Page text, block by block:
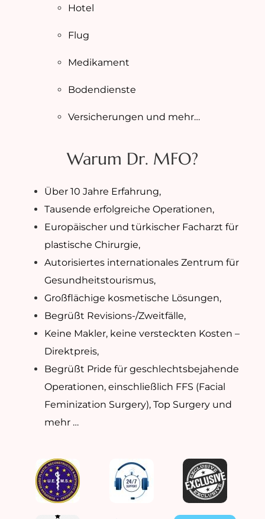
Hotel
Flug
Medikament
Bodendienste
Versicherungen und mehr…
Warum Dr. MFO?
Über 10 Jahre Erfahrung,
Tausende erfolgreiche Operationen,
Europäischer und türkischer Facharzt für
plastische Chirurgie,
Autorisiertes internationales Zentrum für
Gesundheitstourismus,
Großflächige kosmetische Lösungen,
Begrüßt Revisions-/Zweitfälle,
Keine Makler, keine versteckten Kosten –
Direktpreis,
Begrüßt Pride für geschlechtsbejahende
Operationen, einschließlich FFS (Facial
Feminization Surgery), Top Surgery und
mehr …